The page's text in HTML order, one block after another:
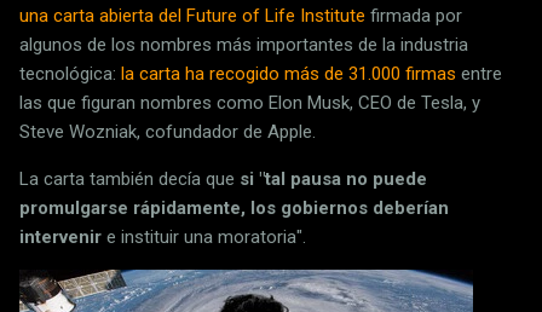
una carta abierta del Future of Life Institute firmada por
algunos de los nombres más importantes de la industria
tecnológica: la carta ha recogido más de 31.000 firmas entre
las que figuran nombres como Elon Musk, CEO de Tesla, y
Steve Wozniak, cofundador de Apple.
La carta también decía que si "tal pausa no puede
promulgarse rápidamente, los gobiernos deberían
intervenir e instituir una moratoria".